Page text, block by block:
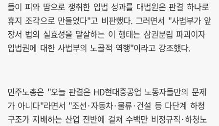
들이 피와 땀으로 쟁취한 입법 성과를 대법원은 판결 하나로
휴지 조각으로 만들었다"고 비판했다. 그러면서 "사법부가 앞
장서 법의 실효성을 말살하는 이 행태는 삼권분립 파괴이자
입법권에 대한 사법부의 노골적 역행"이라고 강조했다.
민주노총은 "오늘 판결은 HD현대중공업 노동자들만의 문제
가 아니다"라면서 "조선·자동차·물류·건설 등 다단계 하청
구조가 지배하는 산업 전반에 걸쳐 수백만 비정규직·하청노